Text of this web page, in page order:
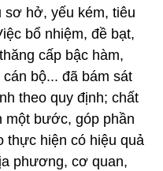
sơ hở, yếu kém, tiêu
bổ nhiệm, đề bạt,
cấp bậc hàm,
bộ... đã bám sát
theo quy định; chất
một bước, góp phần
thực hiện có hiệu quả
phương, cơ quan,